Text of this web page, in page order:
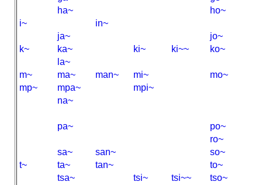
ha~
ho~
i~
in~
ja~
jo~
k~
ka~ ki~ ki~~
ko~
la~
m~
ma~ man~ mi~
mo~
mp~
mpa~
mpi~
na~
pa~
po~
ro~
sa~
san~
so~
t~
ta~ tan~
to~
tsa~
tsi~ tsi~~
tso~